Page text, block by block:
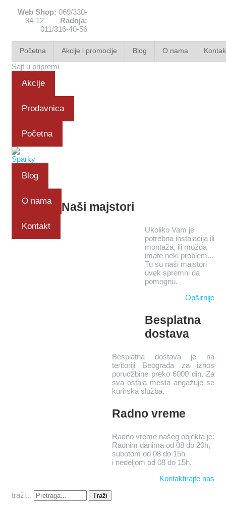
Web Shop: 069/330-
94-12 Radnja:
011/316-40-56
Početna Akcije i promocije Blog O nama
Sajt u pripremi
Akcije
Prodavnica
Početna
Blog
O nama
Kontakt
Naši majstori
Ukoliko Vam je
potrebna instalacija ili
montaža, ili možda
imate neki problem...
Tu su naši majstori
uvek spremni da
pomognu.
Opširnije
Besplatna
dostava
Besplatna dostava je na
teritoriji Beograda za iznos
porudžbine preko 6000 din. Za
sva ostala mesta angažuje se
kurirska služba.
Radno vreme
Radno vreme našeg objekta je:
Radnim danima od 08 do 20h,
subotom od 08 do 15h
i nedeljom od 08 do 15h.
Kontaktirajte nas
traži...
Traži